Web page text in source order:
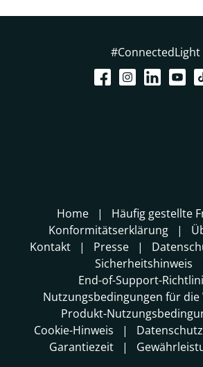
#ConnectedLight
Home
Häufig gestellte
Konformitätserklärung
Kontakt
Presse
Sicherheitshinweis
End-of-Support-
Nutzungsbedingungen für die
Produkt-
Cookie-Hinweis
Garantiezeit